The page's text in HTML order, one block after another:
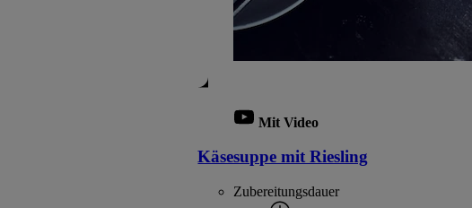
Mit Video
Käsesuppe mit Riesling
Zubereitungsdauer